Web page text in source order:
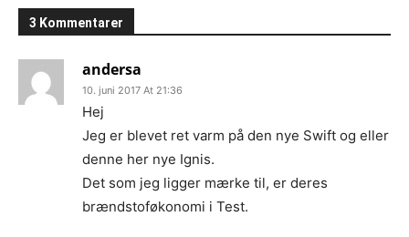
3 Kommentarer
andersa
10. juni 2017 At 21:36
Hej
Jeg er blevet ret varm på den nye Swift og eller
denne her nye Ignis.
Det som jeg ligger mærke til, er deres
brændstoføkonomi i Test.